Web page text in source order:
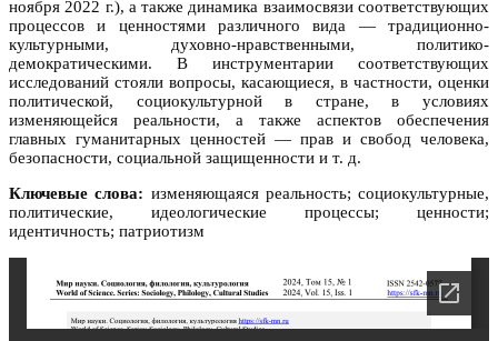
ноября 2022 г.), а также динамика взаимосвязи соответствующих
процессов и ценностями различного вида — традиционно-
культурными, духовно-нравственными, политико-
демократическими. В инструментарии соответствующих
исследований стояли вопросы, касающиеся, в частности, оценки
политической, социокультурной в стране, в условиях
изменяющейся реальности, а также аспектов обеспечения
главных гуманитарных ценностей — прав и свобод человека,
безопасности, социальной защищенности и т. д.
Ключевые слова: изменяющаяся реальность; социокультурные,
политические, идеологические процессы; ценности;
идентичность; патриотизм